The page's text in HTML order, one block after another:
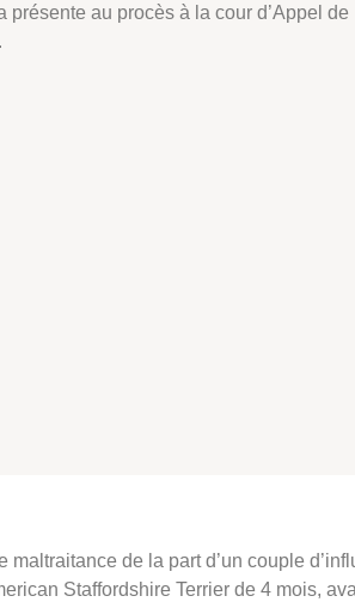
présente au procès à la cour d’Appel de
de la part d’un couple
Staffordshire Terrier de 4 mois,